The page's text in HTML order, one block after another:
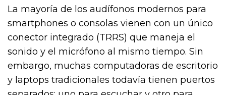
La mayoría de los audífonos modernos para
smartphones o consolas vienen con un único
conector integrado (TRRS) que maneja el
sonido y el micrófono al mismo tiempo. Sin
embargo, muchas computadoras de escritorio
y laptops tradicionales todavía tienen puertos